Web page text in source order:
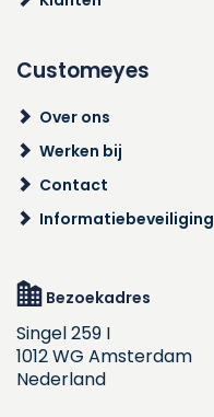
Customeyes
Over ons
Werken bij
Contact
Informatiebeveiliging
Bezoekadres
Singel 259 I
1012 WG Amsterdam
Nederland